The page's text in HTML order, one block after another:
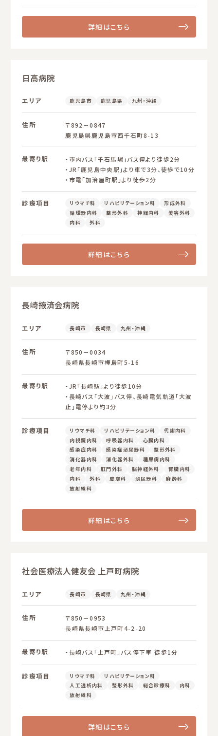
詳細はこちら
日高病院
エリア 鹿児島市 鹿児島県 九州・沖縄
住所
〒892－0847
鹿児島県鹿児島市西千石町8-13
最寄り駅
・市内バス「千石馬場」バス停より徒歩2分
・JR「鹿児島中央駅」より車で3分、徒歩で10分
・市電「加治屋町駅」より徒歩2分
診療項目 リウマチ科 リハビリテーション科
形成外科
循環器内科
整形外科 神経内科
美容外科
内科
外科
詳細はこちら
長崎掖済会病院
エリア 長崎市 長崎県 九州・沖縄
住所
〒850－0034
長崎県長崎市樺島町5-16
最寄り駅
・JR「長崎駅」より徒歩10分
・長崎バス「大波」バス停、長崎電気軌道「大波
止」電停より約3分
診療項目 リウマチ科 リハビリテーション科
代謝内科
内視鏡内科
呼吸器内科
心臓内科
感染症内科
感染症泌尿器科
整形外科
消化器内科
消化器外科
糖尿病内科
老年内科
肛門外科 脳神経外科
腎臓内科
内科
外科 皮膚科 泌尿器科
麻酔科
放射線科
詳細はこちら
社会医療法人健友会 上戸町病院
エリア 長崎市 長崎県 九州・沖縄
住所
〒850－0953
長崎県長崎市上戸町4-2-20
最寄り駅 ・長崎バス「上戸町」バス停下車 徒歩1分
診療項目 リウマチ科
リハビリテーション科
人工透析内科
整形外科 総合診療科
内科
放射線科
詳細はこちら